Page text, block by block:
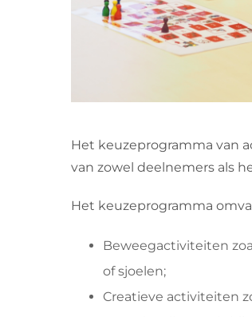
Het keuzeprogramma van
van zowel deelnemers als
Het keuzeprogramma
Beweegactiviteiten
of sjoelen;
Creatieve activiteiten